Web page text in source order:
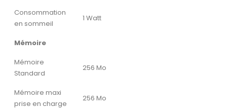
Consommation
en sommeil
1 Watt
Mémoire
Mémoire
Standard
256 Mo
Mémoire maxi
prise en charge
256 Mo